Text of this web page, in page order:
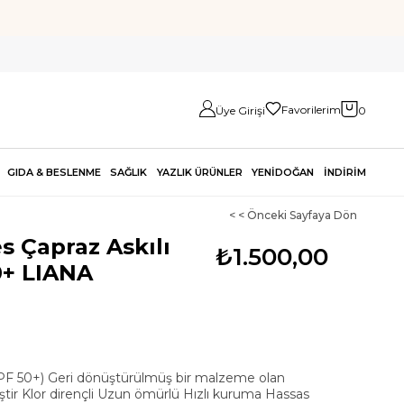
Üye Girişi Favorilerim 0
GIDA & BESLENME SAĞLIK YAZLIK ÜRÜNLER YENİDOĞAN İNDİRİM
< < Önceki Sayfaya Dön
₺1.500,00
Askılı
LIANA
50+) Geri dönüştürülmüş bir malzeme olan
Klor dirençli Uzun ömürlü Hızlı kuruma Hassas